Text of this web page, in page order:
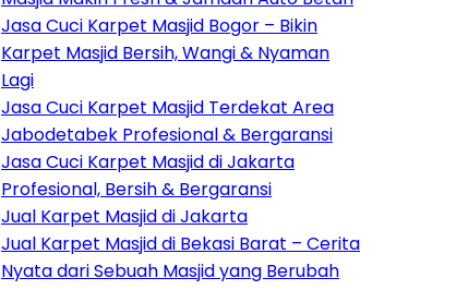
Jasa Cuci Karpet Masjid Bogor – Bikin
Karpet Masjid Bersih, Wangi & Nyaman
Lagi
Jasa Cuci Karpet Masjid Terdekat Area
Jabodetabek Profesional & Bergaransi
Jasa Cuci Karpet Masjid di Jakarta
Profesional, Bersih & Bergaransi
Jual Karpet Masjid di Jakarta
Jual Karpet Masjid di Bekasi Barat – Cerita
Nyata dari Sebuah Masjid yang Berubah